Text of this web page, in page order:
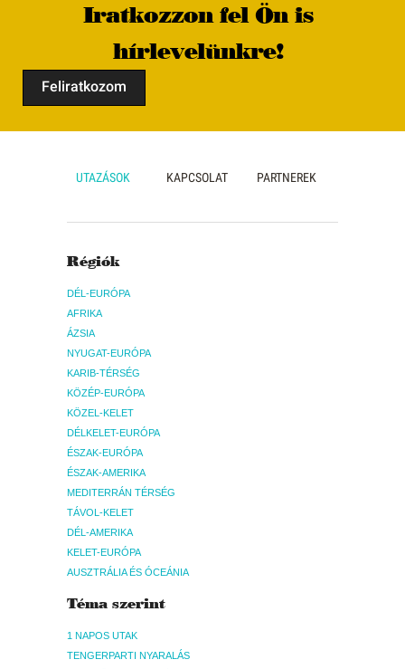
Iratkozzon fel Ön is
hírlevelünkre!
Feliratkozom
UTAZÁSOK KAPCSOLAT PARTNEREK
Régiók
DÉL-EURÓPA
AFRIKA
ÁZSIA
NYUGAT-EURÓPA
KARIB-TÉRSÉG
KÖZÉP-EURÓPA
KÖZEL-KELET
DÉLKELET-EURÓPA
ÉSZAK-EURÓPA
ÉSZAK-AMERIKA
MEDITERRÁN TÉRSÉG
TÁVOL-KELET
DÉL-AMERIKA
KELET-EURÓPA
AUSZTRÁLIA ÉS ÓCEÁNIA
Téma szerint
1 NAPOS UTAK
TENGERPARTI NYARALÁS